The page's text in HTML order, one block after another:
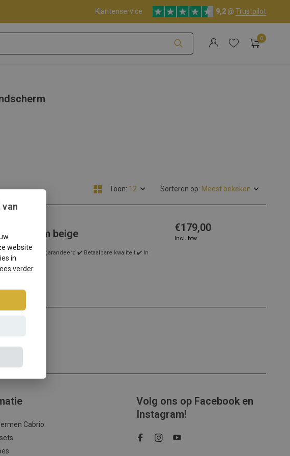
Klantenservice 9,2 @ Trustpilot
0
Toon: Sorteren op:
beige
✔️ Pasvorm gegarandeerd ✔️ Betaalbare kwaliteit ✔️ In
€179,00
Incl. btw
Cabrio
Volg ons op Facebook en
Instagram!
website
in
verder